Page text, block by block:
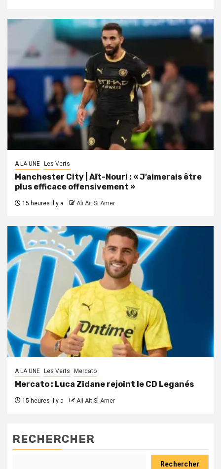
A LA UNE Les Verts
Manchester City | Aït-Nouri : « J’aimerais être
plus efficace offensivement »
15 heures il y a Ali Ait Si Amer
A LA UNE Les Verts Mercato
Mercato : Luca Zidane rejoint le CD Leganés
15 heures il y a Ali Ait Si Amer
RECHERCHER
Rechercher